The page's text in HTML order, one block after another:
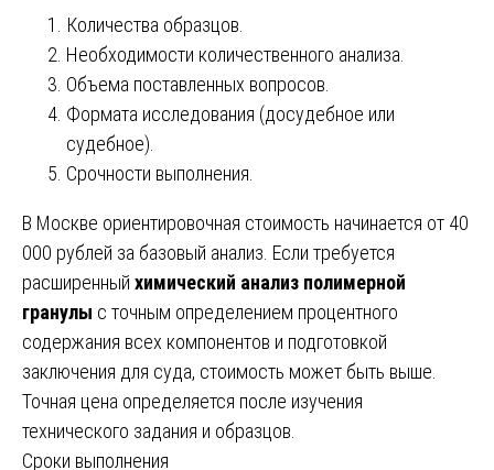
Количества образцов.
Необходимости количественного анализа.
Объема поставленных вопросов.
Формата исследования (досудебное или
судебное).
Срочности выполнения.
В Москве ориентировочная стоимость начинается от 40
000 рублей за базовый анализ. Если требуется
расширенный химический анализ полимерной
гранулы с точным определением процентного
содержания всех компонентов и подготовкой
заключения для суда, стоимость может быть выше.
Точная цена определяется после изучения
технического задания и образцов.
Сроки выполнения